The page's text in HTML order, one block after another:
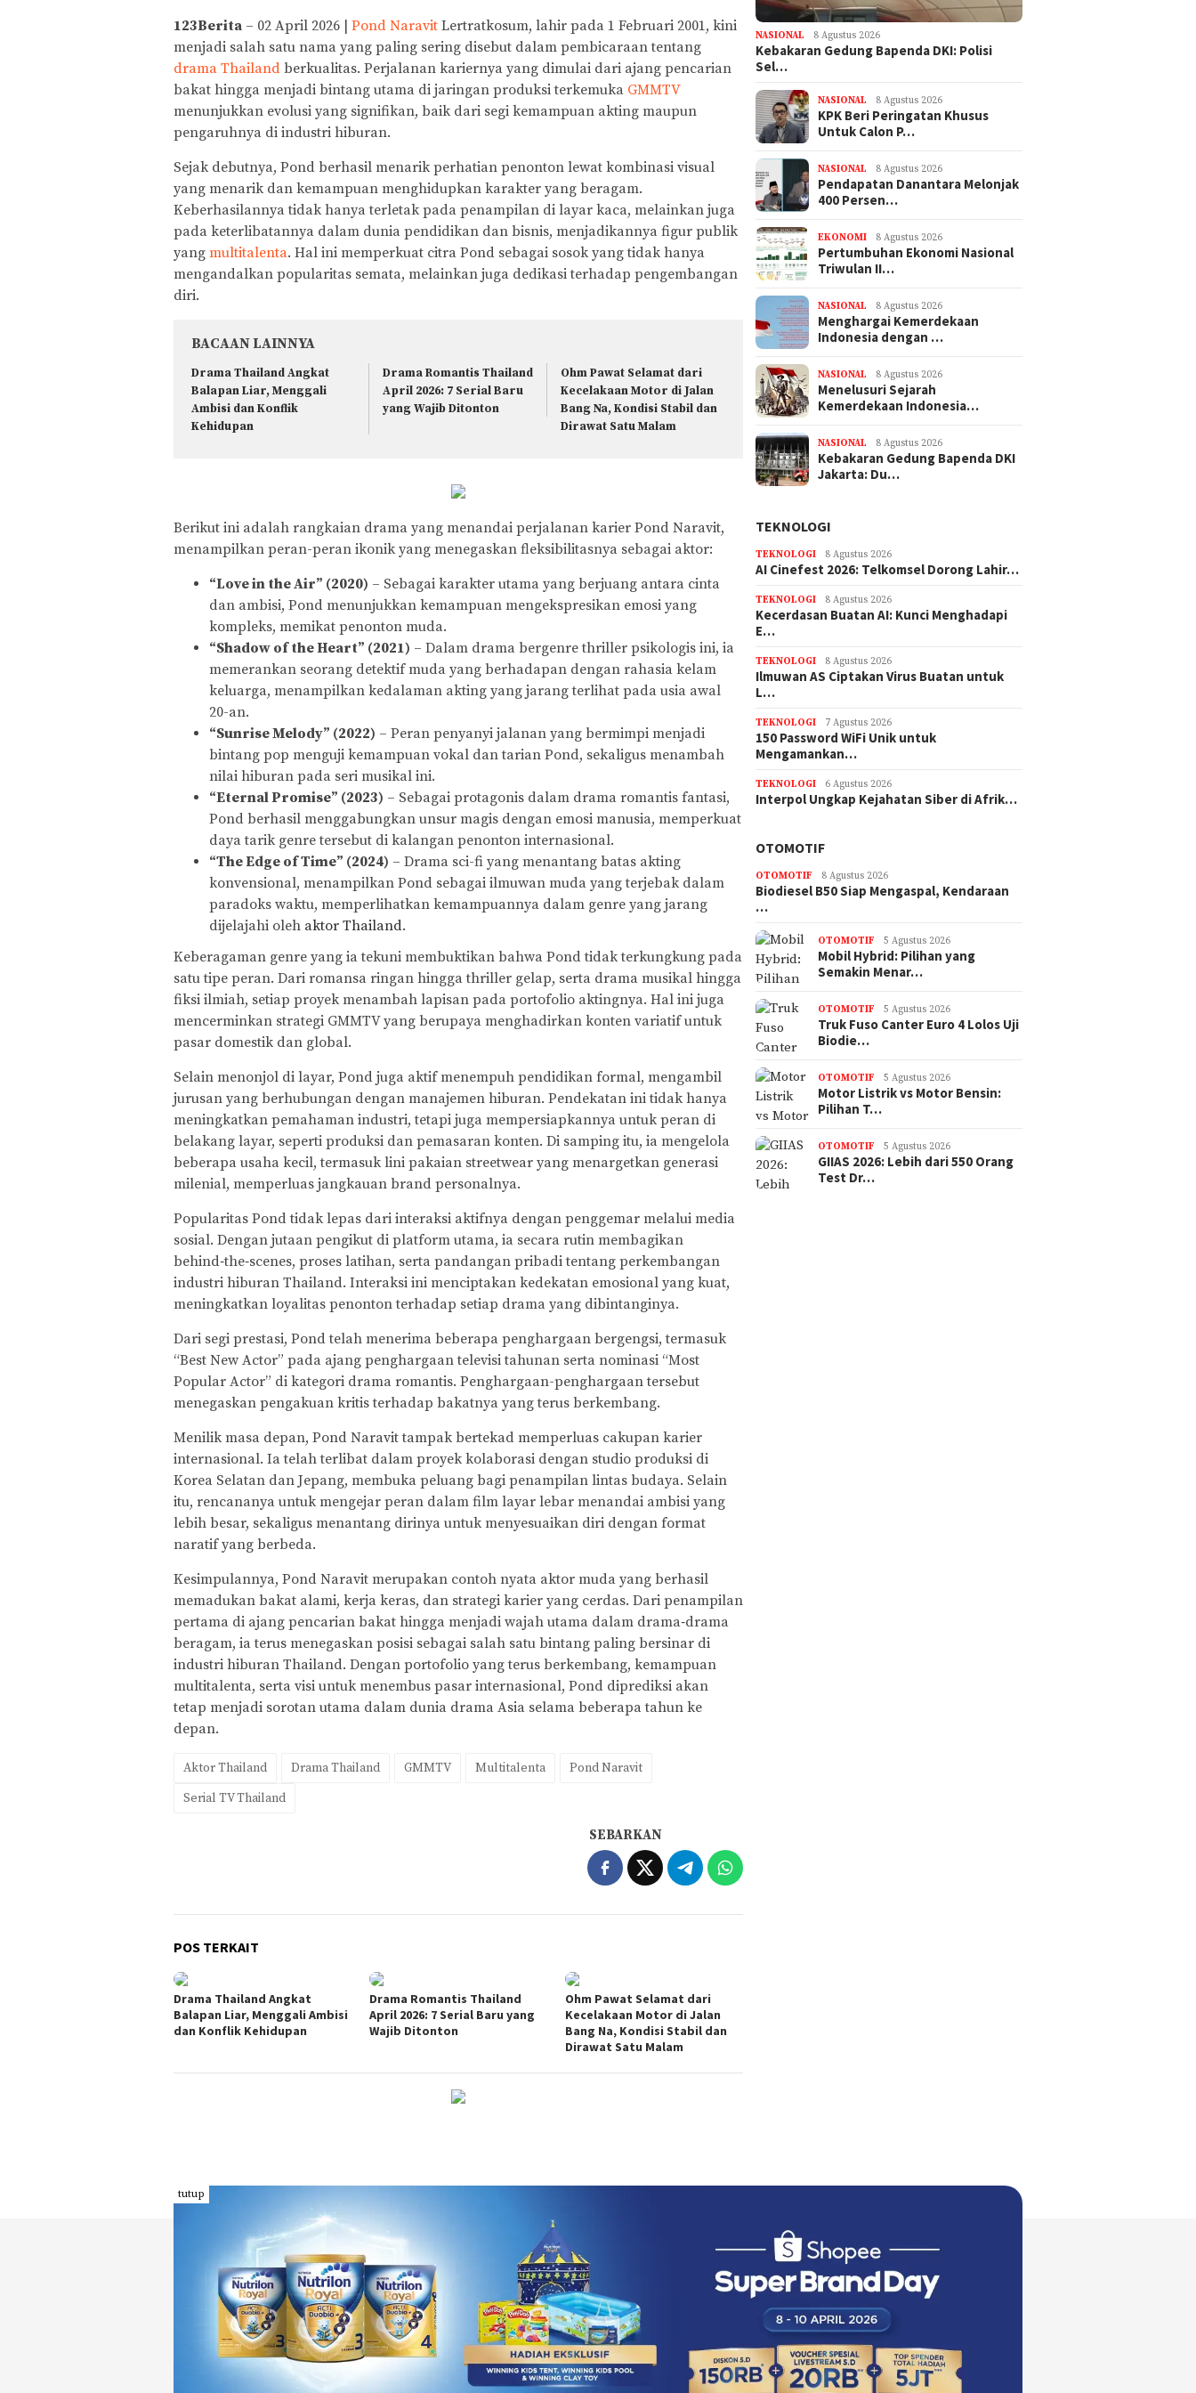
123Berita – 02 April 2026 | Pond Naravit Lertratkosum, lahir pada 1 Februari 2001, kini
menjadi salah satu nama yang paling sering disebut dalam pembicaraan tentang
drama Thailand berkualitas. Perjalanan kariernya yang dimulai dari ajang pencarian
bakat hingga menjadi bintang utama di jaringan produksi terkemuka GMMTV
menunjukkan evolusi yang signifikan, baik dari segi kemampuan akting maupun
pengaruhnya di industri hiburan.
Sejak debutnya, Pond berhasil menarik perhatian penonton lewat kombinasi visual
yang menarik dan kemampuan menghidupkan karakter yang beragam.
Keberhasilannya tidak hanya terletak pada penampilan di layar kaca, melainkan juga
pada keterlibatannya dalam dunia pendidikan dan bisnis, menjadikannya figur publik
yang multitalenta. Hal ini memperkuat citra Pond sebagai sosok yang tidak hanya
mengandalkan popularitas semata, melainkan juga dedikasi terhadap pengembangan
diri.
BACAAN LAINNYA
Drama Thailand Angkat
Balapan Liar, Menggali
Ambisi dan Konflik
Kehidupan
Drama Romantis Thailand
April 2026: 7 Serial Baru
yang Wajib Ditonton
Ohm Pawat Selamat dari
Kecelakaan Motor di Jalan
Bang Na, Kondisi Stabil dan
Dirawat Satu Malam
Berikut ini adalah rangkaian drama yang menandai perjalanan karier Pond Naravit,
menampilkan peran-peran ikonik yang menegaskan fleksibilitasnya sebagai aktor:
“Love in the Air” (2020) – Sebagai karakter utama yang berjuang antara cinta
dan ambisi, Pond menunjukkan kemampuan mengekspresikan emosi yang
kompleks, memikat penonton muda.
“Shadow of the Heart” (2021) – Dalam drama bergenre thriller psikologis ini, ia
memerankan seorang detektif muda yang berhadapan dengan rahasia kelam
keluarga, menampilkan kedalaman akting yang jarang terlihat pada usia awal
20-an.
“Sunrise Melody” (2022) – Peran penyanyi jalanan yang bermimpi menjadi
bintang pop menguji kemampuan vokal dan tarian Pond, sekaligus menambah
nilai hiburan pada seri musikal ini.
“Eternal Promise” (2023) – Sebagai protagonis dalam drama romantis fantasi,
Pond berhasil menggabungkan unsur magis dengan emosi manusia, memperkuat
daya tarik genre tersebut di kalangan penonton internasional.
“The Edge of Time” (2024) – Drama sci-fi yang menantang batas akting
konvensional, menampilkan Pond sebagai ilmuwan muda yang terjebak dalam
paradoks waktu, memperlihatkan kemampuannya dalam genre yang jarang
dijelajahi oleh aktor Thailand.
Keberagaman genre yang ia tekuni membuktikan bahwa Pond tidak terkungkung pada
satu tipe peran. Dari romansa ringan hingga thriller gelap, serta drama musikal hingga
fiksi ilmiah, setiap proyek menambah lapisan pada portofolio aktingnya. Hal ini juga
mencerminkan strategi GMMTV yang berupaya menghadirkan konten variatif untuk
pasar domestik dan global.
Selain menonjol di layar, Pond juga aktif menempuh pendidikan formal, mengambil
jurusan yang berhubungan dengan manajemen hiburan. Pendekatan ini tidak hanya
meningkatkan pemahaman industri, tetapi juga mempersiapkannya untuk peran di
belakang layar, seperti produksi dan pemasaran konten. Di samping itu, ia mengelola
beberapa usaha kecil, termasuk lini pakaian streetwear yang menargetkan generasi
milenial, memperluas jangkauan brand personalnya.
Popularitas Pond tidak lepas dari interaksi aktifnya dengan penggemar melalui media
sosial. Dengan jutaan pengikut di platform utama, ia secara rutin membagikan
behind‑the‑scenes, proses latihan, serta pandangan pribadi tentang perkembangan
industri hiburan Thailand. Interaksi ini menciptakan kedekatan emosional yang kuat,
meningkatkan loyalitas penonton terhadap setiap drama yang dibintanginya.
Dari segi prestasi, Pond telah menerima beberapa penghargaan bergengsi, termasuk
“Best New Actor” pada ajang penghargaan televisi tahunan serta nominasi “Most
Popular Actor” di kategori drama romantis. Penghargaan-penghargaan tersebut
menegaskan pengakuan kritis terhadap bakatnya yang terus berkembang.
Menilik masa depan, Pond Naravit tampak bertekad memperluas cakupan karier
internasional. Ia telah terlibat dalam proyek kolaborasi dengan studio produksi di
Korea Selatan dan Jepang, membuka peluang bagi penampilan lintas budaya. Selain
itu, rencananya untuk mengejar peran dalam film layar lebar menandai ambisi yang
lebih besar, sekaligus menantang dirinya untuk menyesuaikan diri dengan format
naratif yang berbeda.
Kesimpulannya, Pond Naravit merupakan contoh nyata aktor muda yang berhasil
memadukan bakat alami, kerja keras, dan strategi karier yang cerdas. Dari penampilan
pertama di ajang pencarian bakat hingga menjadi wajah utama dalam drama‑drama
beragam, ia terus menegaskan posisi sebagai salah satu bintang paling bersinar di
industri hiburan Thailand. Dengan portofolio yang terus berkembang, kemampuan
multitalenta, serta visi untuk menembus pasar internasional, Pond diprediksi akan
tetap menjadi sorotan utama dalam dunia drama Asia selama beberapa tahun ke
depan.
Aktor Thailand Drama Thailand GMMTV Multitalenta
Pond Naravit
Serial TV Thailand
SEBARKAN
POS TERKAIT
Drama Thailand Angkat
Balapan Liar, Menggali Ambisi
dan Konflik Kehidupan
Drama Romantis Thailand
April 2026: 7 Serial Baru yang
Wajib Ditonton
Ohm Pawat Selamat dari
Kecelakaan Motor di Jalan
Bang Na, Kondisi Stabil dan
Dirawat Satu Malam
NASIONAL 8 Agustus 2026
Kebakaran Gedung Bapenda DKI: Polisi
Sel…
NASIONAL 8 Agustus 2026
KPK Beri Peringatan Khusus
Untuk Calon P…
NASIONAL 8 Agustus 2026
Pendapatan Danantara Melonjak
400 Persen…
EKONOMI 8 Agustus 2026
Pertumbuhan Ekonomi Nasional
Triwulan II…
NASIONAL 8 Agustus 2026
Menghargai Kemerdekaan
Indonesia dengan …
NASIONAL 8 Agustus 2026
Menelusuri Sejarah
Kemerdekaan Indonesia…
NASIONAL 8 Agustus 2026
Kebakaran Gedung Bapenda DKI
Jakarta: Du…
TEKNOLOGI
TEKNOLOGI 8 Agustus 2026
AI Cinefest 2026: Telkomsel Dorong Lahir…
TEKNOLOGI 8 Agustus 2026
Kecerdasan Buatan AI: Kunci Menghadapi
E…
TEKNOLOGI 8 Agustus 2026
Ilmuwan AS Ciptakan Virus Buatan untuk
L…
TEKNOLOGI 7 Agustus 2026
150 Password WiFi Unik untuk
Mengamankan…
TEKNOLOGI 6 Agustus 2026
Interpol Ungkap Kejahatan Siber di Afrik…
OTOMOTIF
OTOMOTIF 8 Agustus 2026
Biodiesel B50 Siap Mengaspal, Kendaraan
…
OTOMOTIF 5 Agustus 2026
Mobil Hybrid: Pilihan yang
Semakin Menar…
OTOMOTIF 5 Agustus 2026
Truk Fuso Canter Euro 4 Lolos Uji
Biodie…
OTOMOTIF 5 Agustus 2026
Motor Listrik vs Motor Bensin:
Pilihan T…
OTOMOTIF 5 Agustus 2026
GIIAS 2026: Lebih dari 550 Orang
Test Dr…
KODE ETIK
DISCLAIMER
PEDOMAN MEDIA
REDAKSI TENTANG KAMI
PRIVACY POLICY
tutup